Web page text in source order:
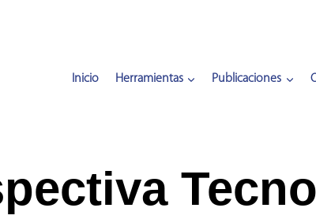
Inicio Herramientas Publicaciones